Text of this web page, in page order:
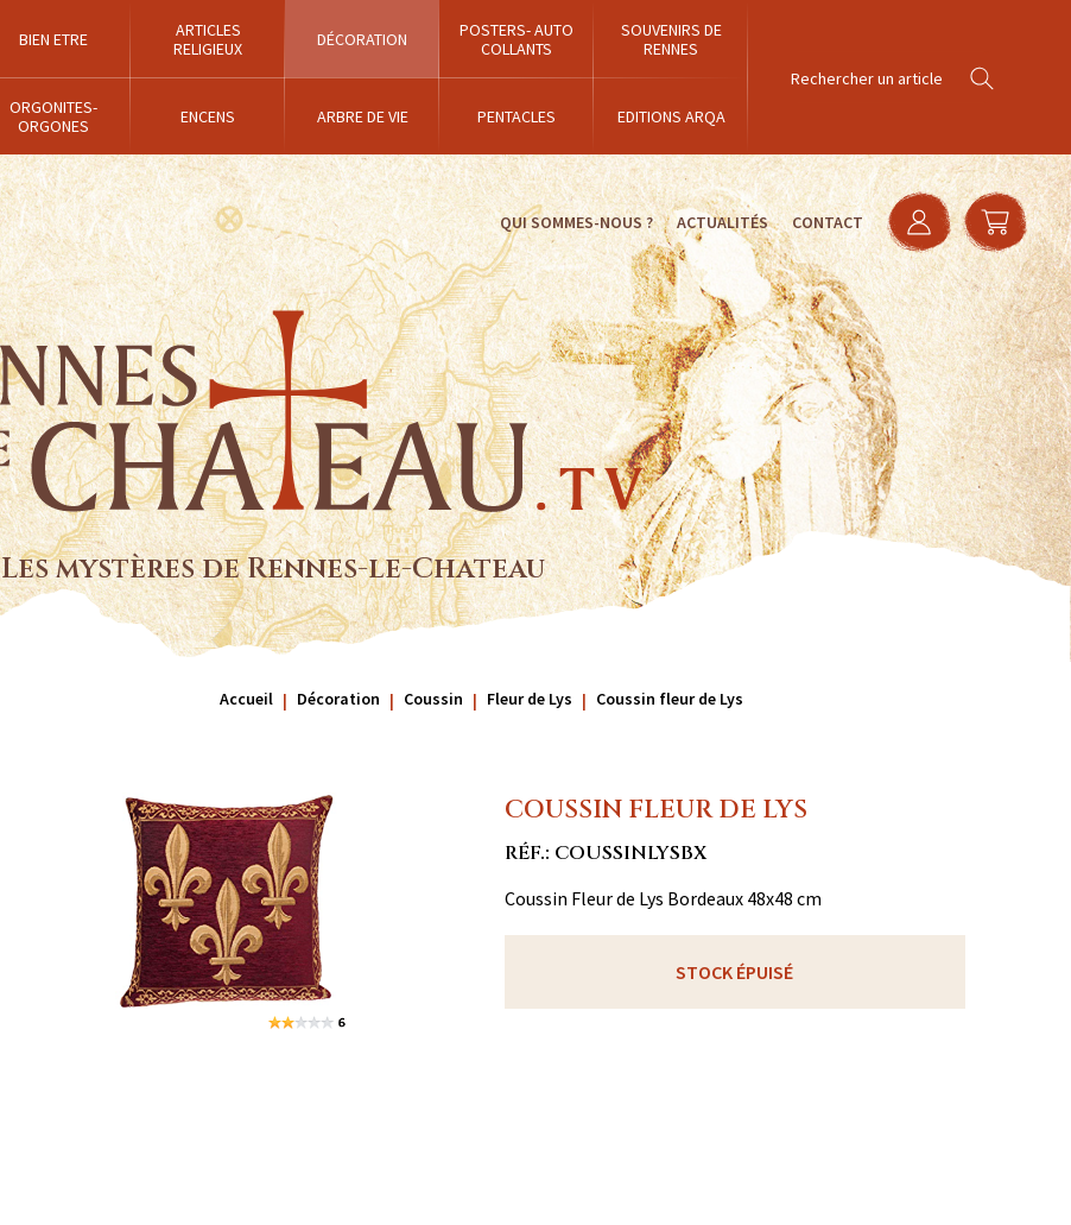
BIEN ETRE
ARTICLES
RELIGIEUX
DÉCORATION
POSTERS- AUTO
COLLANTS
SOUVENIRS DE
RENNES
ORGONITES-
ORGONES
ENCENS ARBRE DE VIE PENTACLES EDITIONS ARQA
QUI SOMMES-NOUS ? ACTUALITÉS CONTACT
Les mystères de Rennes-le-Chateau
Accueil Décoration Coussin Fleur de Lys Coussin fleur de Lys
COUSSIN FLEUR DE LYS
RÉF.: COUSSINLYSBX
Coussin Fleur de Lys Bordeaux 48x48 cm
STOCK ÉPUISÉ